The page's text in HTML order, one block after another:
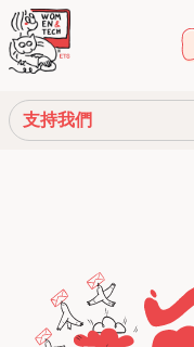
支持我們